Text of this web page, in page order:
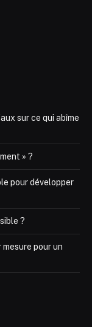
sur ce qui abîme
» ?
pour développer
?
pour un